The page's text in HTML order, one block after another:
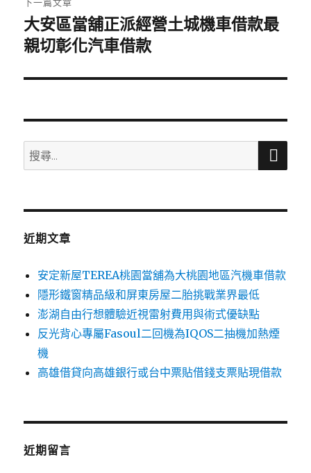
下
一
文
大安區當舖正派經營土城機車借款最
親切彰化汽車借款
搜
尋
鍵
搜
近期文章
安定新屋TEREA桃園當舖為大桃園地區汽機車借款
隱形鐵窗精品級和屏東房屋二胎挑戰業界最低
澎湖自由行想體驗近視雷射費用與術式優缺點
反光背心專屬Fasoul二回機為IQOS二抽機加熱煙
機
高雄借貸向高雄銀行或台中票貼借錢支票貼現借款
近期留言